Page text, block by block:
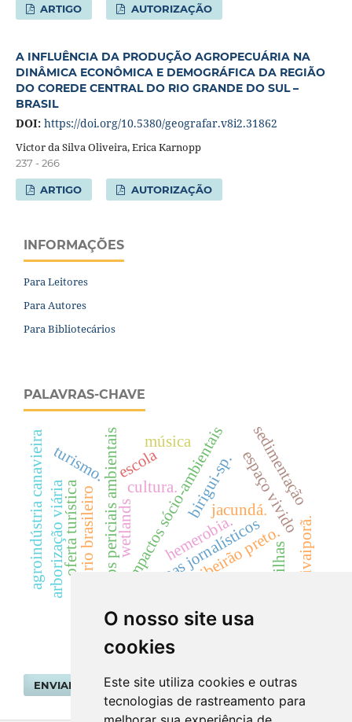
O nosso site usa
cookies
Este site utiliza cookies e outras
tecnologias de rastreamento para
ARTIGO AUTORIZAÇÃO
A INFLUÊNCIA DA PRODUÇÃO AGROPECUÁRIA NA
DINÂMICA ECONÔMICA E DEMOGRÁFICA DA REGIÃO
DO COREDE CENTRAL DO RIO GRANDE DO SUL –
BRASIL
DOI: https://doi.org/10.5380/geografar.v8i2.31862
Victor da Silva Oliveira, Erica Karnopp
237 - 266
ARTIGO AUTORIZAÇÃO
INFORMAÇÕES
Para Leitores
Para Autores
Para Bibliotecários
PALAVRAS-CHAVE
mapas jornalísticos
birigui-sp.
impactos sócio-ambientaisjacundá.
laudos periciais ambientais ribeirão preto.
espaço vivido
cultura.
território brasileiro
turismo.
trilhas
oferta turística
agroindústria canavieira sedimentação
hemerobia.
escola
ivaiporã.
arborização viária
música
wetlands
ENVIAR SUBMISSÃO